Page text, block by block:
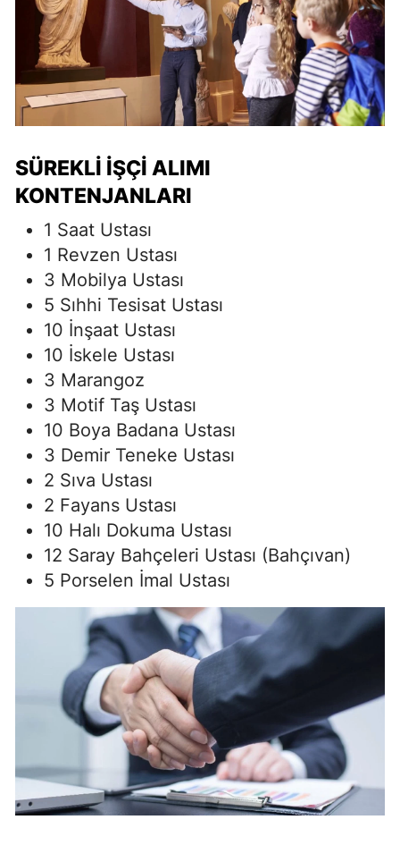
SÜREKLI İŞÇI ALIMI
KONTENJANLARI
1 Saat Ustası
1 Revzen Ustası
3 Mobilya Ustası
5 Sıhhi Tesisat Ustası
10 İnşaat Ustası
10 İskele Ustası
3 Marangoz
3 Motif Taş Ustası
10 Boya Badana Ustası
3 Demir Teneke Ustası
2 Sıva Ustası
2 Fayans Ustası
10 Halı Dokuma Ustası
12 Saray Bahçeleri Ustası (Bahçıvan)
5 Porselen İmal Ustası